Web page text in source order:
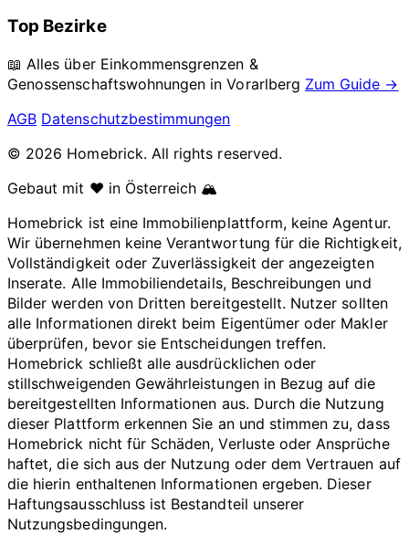
Top Bezirke
📖 Alles über Einkommensgrenzen &
Genossenschaftswohnungen inVorarlberg Zum Guide →
AGB Datenschutzbestimmungen
© 2026 Homebrick. All rights reserved.
Gebaut mit ❤️ in Österreich 🏔️
Homebrick ist eine Immobilienplattform, keine Agentur.
Wir übernehmen keine Verantwortung für die Richtigkeit,
Vollständigkeit oder Zuverlässigkeit der angezeigten
Inserate. Alle Immobiliendetails, Beschreibungen und
Bilder werden von Dritten bereitgestellt. Nutzer sollten
alle Informationen direkt beim Eigentümer oder Makler
überprüfen, bevor sie Entscheidungen treffen.
Homebrick schließt alle ausdrücklichen oder
stillschweigenden Gewährleistungen in Bezug auf die
bereitgestellten Informationen aus. Durch die Nutzung
dieser Plattform erkennen Sie an und stimmen zu, dass
Homebrick nicht für Schäden, Verluste oder Ansprüche
haftet, die sich aus der Nutzung oder dem Vertrauen auf
die hierin enthaltenen Informationen ergeben. Dieser
Haftungsausschluss ist Bestandteil unserer
Nutzungsbedingungen.